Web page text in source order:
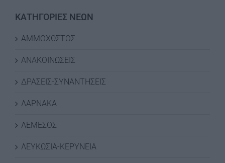
ΚΑΤΗΓΟΡΙΕΣ ΝΕΩΝ
ΑΜΜΟΧΩΣΤΟΣ
ΑΝΑΚΟΙΝΩΣΕΙΣ
ΔΡΑΣΕΙΣ-ΣΥΝΑΝΤΗΣΕΙΣ
ΛΑΡΝΑΚΑ
ΛΕΜΕΣΟΣ
ΛΕΥΚΩΣΙΑ-ΚΕΡΥΝΕΙΑ